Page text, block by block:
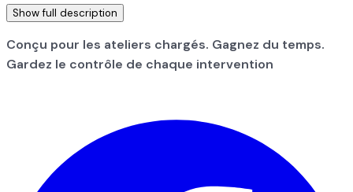
Show full description
Conçu pour les ateliers chargés. Gagnez du temps.
Gardez le contrôle de chaque intervention